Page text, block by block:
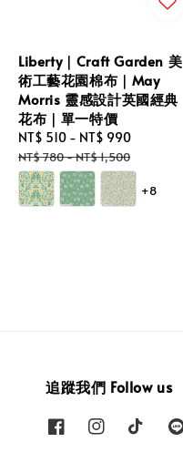
Liberty｜Craft Garden 美
術工藝花園棉布｜May
Morris 靈感設計英國經典
花布｜單一特價
Sale
price
NT$ 510 - NT$ 990
NT$ 780-NT$ 1,500
+8
追蹤我們 Follow us